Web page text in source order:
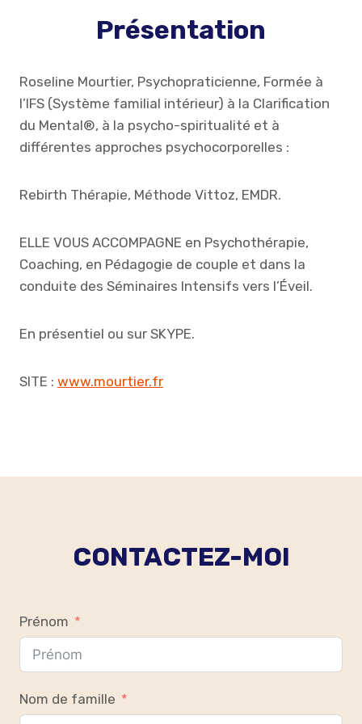
Présentation
Roseline Mourtier, Psychopraticienne, Formée à
l’IFS (Système familial intérieur) à la Clarification
du Mental®, à la psycho-spiritualité et à
différentes approches psychocorporelles :
Rebirth Thérapie, Méthode Vittoz, EMDR.
ELLE VOUS ACCOMPAGNE en Psychothérapie,
Coaching, en Pédagogie de couple et dans la
conduite des Séminaires Intensifs vers l’Éveil.
En présentiel ou sur SKYPE.
SITE : www.mourtier.fr
CONTACTEZ-MOI
Prénom
Nom de famille